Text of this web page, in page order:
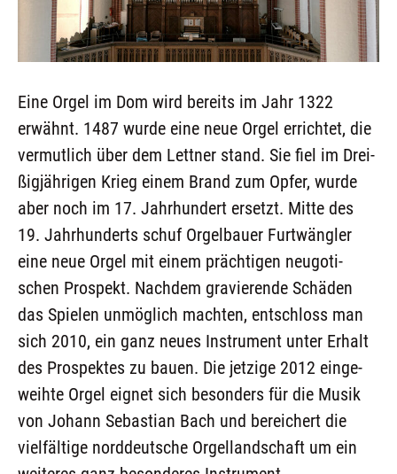
Eine Orgel im Dom wird bereits im Jahr 1322
erwähnt. 1487 wur­de eine neue Orgel errich­tet, die
ver­mut­lich über dem Lett­ner stand. Sie fiel im Drei­
ßig­jäh­ri­gen Krieg einem Brand zum Opfer, wur­de
aber noch im 17. Jahr­hun­dert ersetzt. Mit­te des
19. Jahr­hun­derts schuf Orgel­bau­er Furtwäng­ler
eine neue Orgel mit einem präch­ti­gen neu­go­ti­
schen Pro­spekt. Nach­dem gra­vie­ren­de Schä­den
das Spie­len unmög­lich mach­ten, ent­schloss man
sich 2010, ein ganz neu­es Instru­ment unter Erhalt
des Pro­spek­tes zu bau­en. Die jet­zi­ge 2012 ein­ge­
weih­te Orgel eig­net sich beson­ders für die Musik
von Johann Sebas­ti­an Bach und berei­chert die
viel­fäl­ti­ge nord­deut­sche Orgel­land­schaft um ein